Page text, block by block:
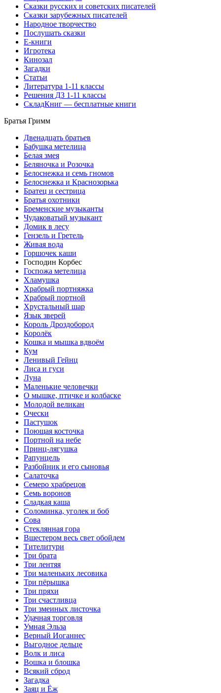
Сказки русских и советских писателей
Сказки зарубежных писателей
Народное творчество
Послушать сказки
Е-книги
Игротека
Кинозал
Загадки
Статьи
Литература 1-11 классы
Решения ДЗ 1-11 классы
СкладКниг — бесплатные книги
Братья Гримм
Двенадцать братьев
Бабушка метелица
Белая змея
Беляночка и Розочка
Белоснежка и семь гномов
Белоснежка и Краснозорька
Братец и сестрица
Братья охотники
Бременские музыканты
Чудаковатый музыкант
Домик в лесу
Гензель и Гретель
Живая вода
Горшочек каши
Господин Корбес
Госпожа метелица
Хламушка
Храбрый портняжка
Храбрый портной
Хрустальный шар
Язык зверей
Король Дроздобород
Королёк
Кошка и мышка вдвоём
Кум
Ленивый Гейнц
Лиса и гуси
Луна
Маленькие человечки
О мышке, птичке и колбаске
Молодой великан
Очески
Пастушок
Поющая косточка
Портной на небе
Принц-лягушка
Рапунцель
Разбойник и его сыновья
Салаточка
Семеро храбрецов
Семь воронов
Сладкая каша
Соломинка, уголек и боб
Сова
Стеклянная гора
Вшестером весь свет обойдем
Тителитури
Три брата
Три лентяя
Три маленьких лесовика
Три пёрышка
Три пряхи
Три счастливца
Три змеиных листочка
Удачная торговля
Умная Эльза
Верный Иоганнес
Выгодное дельце
Волк и лиса
Вошка и блошка
Всякий сброд
Загадка
Заяц и Ёж